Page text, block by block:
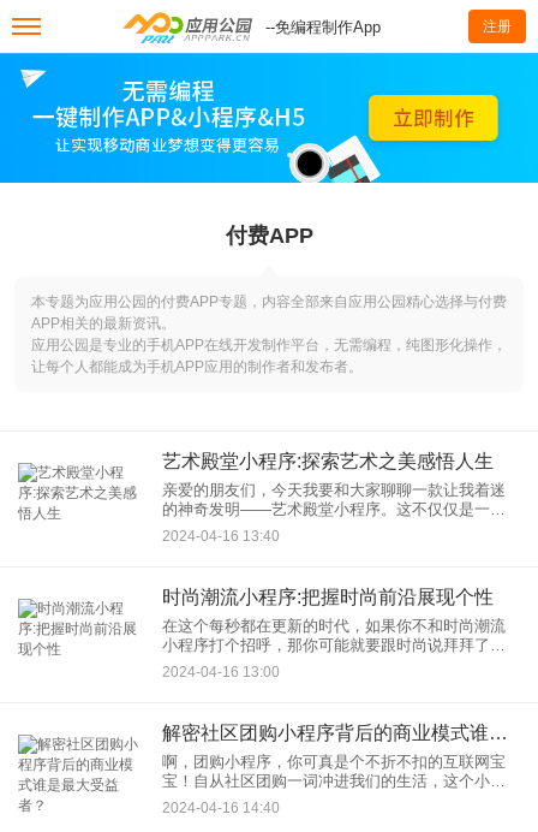
--免编程制作App 注册
付费APP
本专题为应用公园的付费APP专题，内容全部来自应用公园精心选择与付费
APP相关的最新资讯。
应用公园是专业的手机APP在线开发制作平台，无需编程，纯图形化操作，
让每个人都能成为手机APP应用的制作者和发布者。
艺术殿堂小程序:探索艺术之美感悟人生
亲爱的朋友们，今天我要和大家聊聊一款让我着迷
的神奇发明——艺术殿堂小程序。这不仅仅是一个
艺术小程序，它更像是一扇通往美学世界的神秘之
门，每次推开这扇门，我都会有一种探索艺术之
2024-04-16 13:40
时尚潮流小程序:把握时尚前沿展现个性
在这个每秒都在更新的时代，如果你不和时尚潮流
小程序打个招呼，那你可能就要跟时尚说拜拜了。
咱们现在讲究的是快速抓住潮流趋势的导航，实时
更新的个性时尚发现，要想在人群中脱颖而出，就
2024-04-16 13:00
解密社区团购小程序背后的商业模式谁是最大受益者？
啊，团购小程序，你可真是个不折不扣的互联网宝
宝！自从社区团购一词冲进我们的生活，这个小程
序就像是那位在社区中传递着小道消息的红衣大
妈，每天不知疲倦地推送着各种好货，让人们的手
2024-04-16 14:40